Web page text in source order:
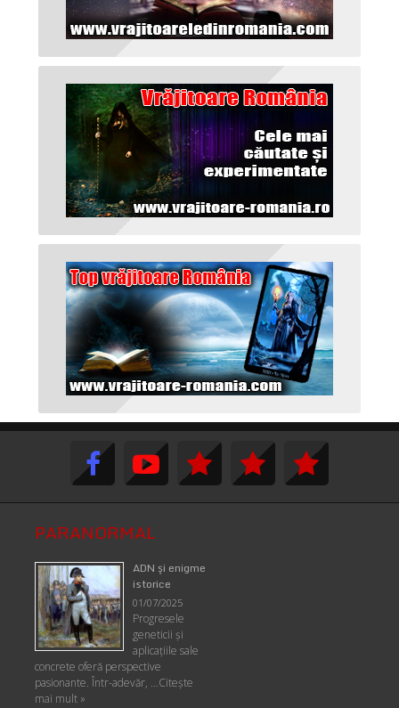
PARANORMAL
ADN şi enigme
istorice
01/07/2025
Progresele
geneticii şi
aplicaţiile sale
concrete oferă perspective
pasionante. Într-adevăr, …Citește
mai mult »